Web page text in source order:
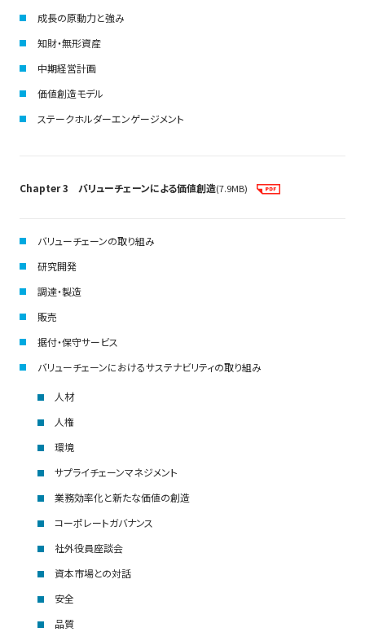
成長の原動力と強み
知財・無形資産
中期経営計画
価値創造モデル
ステークホルダーエンゲージメント
Chapter 3 バリューチェーンによる価値創造(7.9MB)
バリューチェーンの取り組み
研究開発
調達・製造
販売
据付・保守サービス
バリューチェーンにおけるサステナビリティの取り組み
人材
人権
環境
サプライチェーンマネジメント
業務効率化と新たな価値の創造
コーポレートガバナンス
社外役員座談会
資本市場との対話
安全
品質